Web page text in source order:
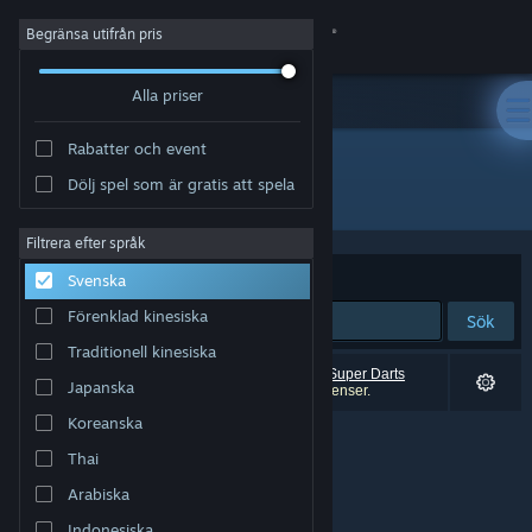
Logga in
Om
Support
Byt språk
Skaffa Steams mobilapp
Se skrivbordswebbplats
Begränsa utifrån pris
Alla priser
Rabatter och event
Dölj spel som är gratis att spela
Filtrera efter språk
Svenska
Förenklad kinesiska
Traditionell kinesiska
Japanska
Koreanska
Thai
Arabiska
"Super Darts Champs"
Sortera efter Relevans
Sök
Super Darts
Champs) har exkluderats baserat på dina preferenser.